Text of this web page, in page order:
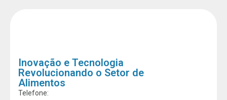
Inovação e Tecnologia
Revolucionando o Setor de
Alimentos
Telefone: